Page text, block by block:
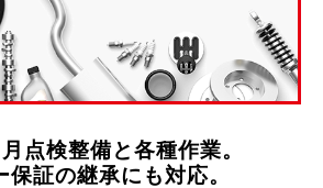
点検整備と各種作業。
保証の継承にも対応。